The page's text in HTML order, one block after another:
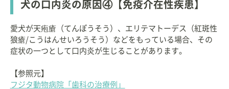
犬の口内炎の原因④【免疫介在性疾患】
愛犬が天疱瘡（てんぽうそう）、エリテマトーデス（紅斑性
狼瘡/こうはんせいろうそう）などをもっている場合、その
症状の一つとして口内炎が生じることがあります。
【参照元】
フジタ動物病院「歯科の治療例」